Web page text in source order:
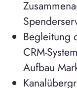
Begleitung
CRM-
Aufbau